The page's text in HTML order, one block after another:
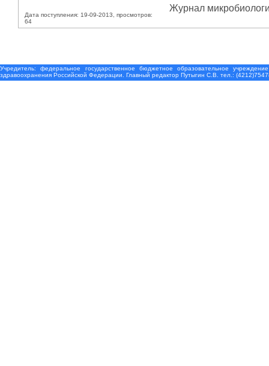
Дата поступления: 19-09-2013, просмотров:
64
Журнал
Учредитель: федеральное государственное бюджетное образовательное
здравоохранения Российской Федерации. Главный редактор Путыгин С.В. тел.: